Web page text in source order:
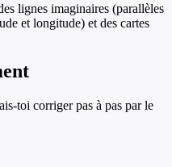
lignes imaginaires (parallèles
et longitude) et des cartes
toi corriger pas à pas par le